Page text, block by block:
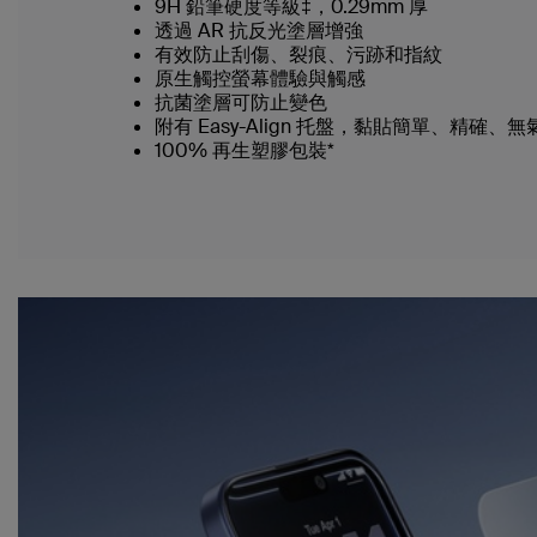
9H 鉛筆硬度等級‡，0.29mm 厚
透過 AR 抗反光塗層增強
有效防止刮傷、裂痕、污跡和指紋
原生觸控螢幕體驗與觸感
抗菌塗層可防止變色
附有 Easy-Align 托盤，黏貼簡單、精確、無
100% 再生塑膠包裝*